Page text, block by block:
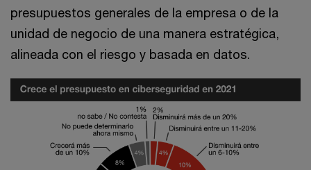
presupuestos generales de la empresa o de la
unidad de negocio de una manera estratégica,
alineada con el riesgo y basada en datos.